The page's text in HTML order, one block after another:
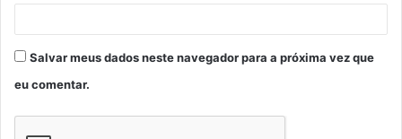
Salvar meus dados neste navegador para a próxima vez que
eu comentar.